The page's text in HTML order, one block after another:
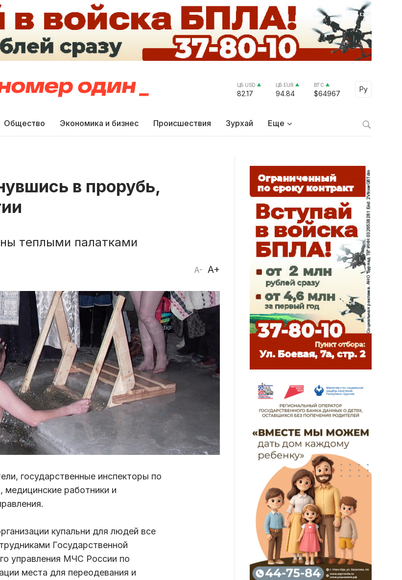
ЦБ USD
82.17
ЦБ EUR
94.84
BTC
$64967
Ру
Select
Общество Экономика и бизнес Происшествия Зурхай Еще
в прорубь,
теплыми палатками
A- A+
государственные инспекторы по
работники и
купальни для людей все
Государственной
управления МЧС России по
места для переодевания и